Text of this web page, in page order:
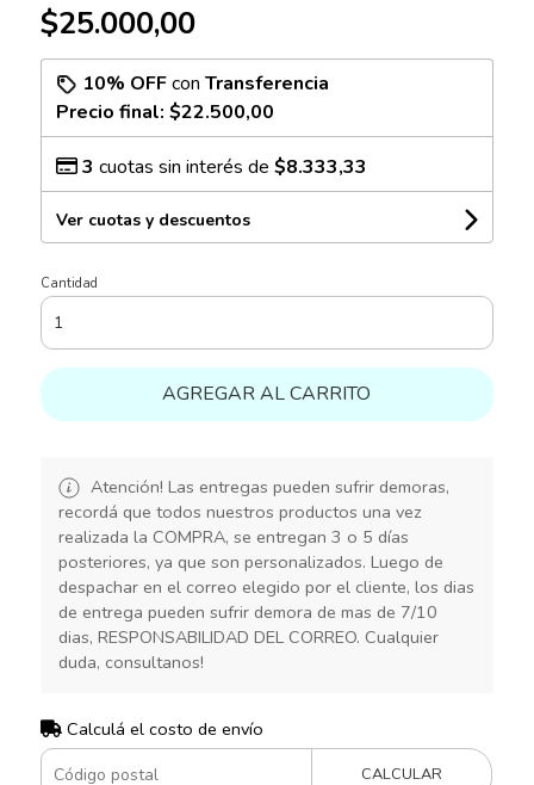
$25.000,00
10% OFFcon Transferencia
Precio final: $22.500,00
3 cuotas sin interés de $8.333,33
Ver cuotas y descuentos
Cantidad
AGREGAR AL CARRITO
Atención! Las entregas pueden sufrir demoras,
recordá que todos nuestros productos una vez
realizada la COMPRA, se entregan 3 o 5 días
posteriores, ya que son personalizados. Luego de
despachar en el correo elegido por el cliente, los dias
de entrega pueden sufrir demora de mas de 7/10
dias, RESPONSABILIDAD DEL CORREO. Cualquier
duda, consultanos!
Calculá el costo de envío
CALCULAR